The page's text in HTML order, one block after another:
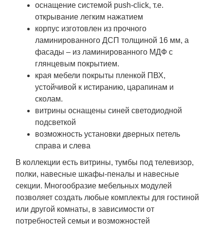
оснащение системой push-click, т.е.
открывание легким нажатием
корпус изготовлен из прочного
ламинированного ДСП толщиной 16 мм, а
фасады – из ламинированного МДФ с
глянцевым покрытием.
края мебели покрыты пленкой ПВХ,
устойчивой к истиранию, царапинам и
сколам.
витрины оснащены синей светодиодной
подсветкой
возможность установки дверных петель
справа и слева
В коллекции есть витрины, тумбы под телевизор,
полки, навесные шкафы-пеналы и навесные
секции. Многообразие мебельных модулей
позволяет создать любые комплекты для гостиной
или другой комнаты, в зависимости от
потребностей семьи и возможностей